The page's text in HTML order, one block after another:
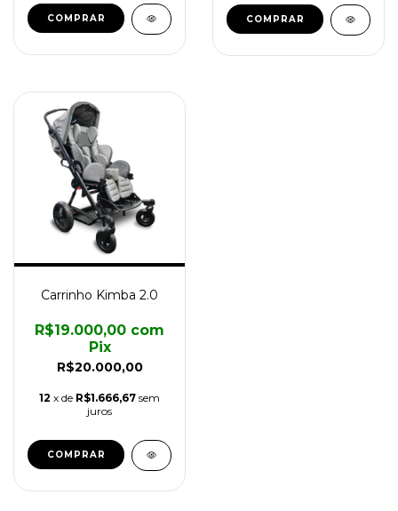
COMPRAR COMPRAR
Carrinho Kimba 2.0
R$20.000,00
R$19.000,00 com
Pix
12 x de R$1.666,67 sem
juros
COMPRAR